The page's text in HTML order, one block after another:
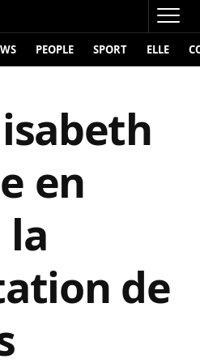
PEOPLE SPORT ELLE
en
la
de